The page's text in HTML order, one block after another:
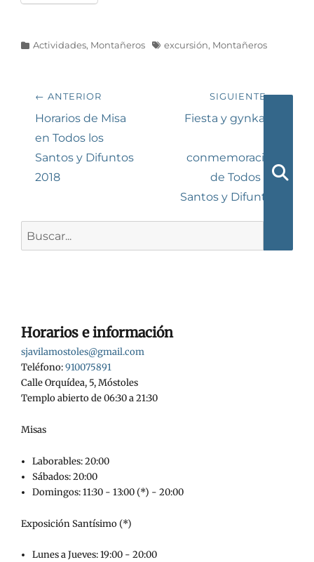
Categorías
Actividades, Montañeros Etiquetas
excursión, Montañeros
Navegación
de
entradas
← ANTERIOR
Entrada
anterior:
Horarios de Misa
en Todos los
Santos y Difuntos
2018
SIGUIENTE →
Siguiente
Fiesta y gynkana
conmemoración
de Todos los
Santos y Difuntos
Horarios e información
sjavilamostoles@gmail.com
Teléfono:910075891
Calle Orquídea, 5, Móstoles
Templo abierto de 06:30 a 21:30
Misas
Laborables: 20:00
Sábados: 20:00
Domingos: 11:30 - 13:00 (*) - 20:00
Exposición Santísimo (*)
Lunes a Jueves: 19:00 - 20:00